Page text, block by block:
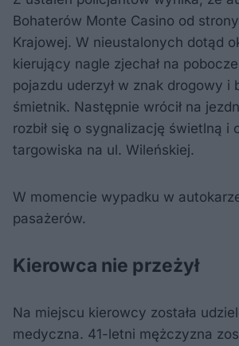
Bohaterów Monte Casino od
Krajowej. W nieustalonych dotąd
kierujący nagle zjechał na
pojazdu uderzył w znak drogowy i
śmietnik. Następnie wrócił na
rozbił się o sygnalizację świetlną i
targowiska na ul. Wileńskiej.
W momencie wypadku w
pasażerów.
Kierowca nie przeżył
Na miejscu kierowcy została
medyczna. 41-letni mężczyzna